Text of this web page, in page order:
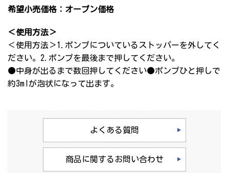
希望小売価格：オープン価格
＜使用方法＞
＜使用方法＞1.ポンプについているストッパーを外してく
ださい。2.ポンプを最後まで押してください。
●中身が出るまで数回押してください●ポンプひと押しで
約3mlが泡状になって出ます。
よくある質問
商品に関するお問い合わせ